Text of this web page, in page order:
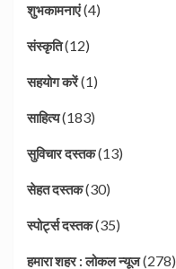
शुभकामनाएं(4)
संस्कृति(12)
सहयोग करें(1)
साहित्य(183)
सुविचार दस्तक(13)
सेहत दस्तक(30)
स्पोर्ट्स दस्तक(35)
हमारा शहर : लोकल न्यूज(278)